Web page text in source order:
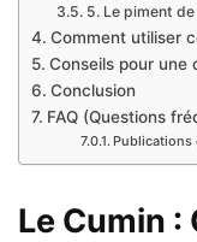
5. Le piment
Comment utiliser
Conseils pour une
Conclusion
FAQ (Questions
Publications
Le Cumin :